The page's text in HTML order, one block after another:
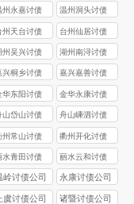
司
公司
州永嘉讨债
司
温州洞头讨债
公司
州天台讨债
司
台州仙居讨债
公司
州吴兴讨债
司
湖州南浔讨债
公司
兴桐乡讨债
司
嘉兴嘉善讨债
公司
华东阳讨债
司
金华永康讨债
公司
山岱山讨债
司
舟山嵊泗讨债
公司
州常山讨债
司
衢州开化讨债
公司
水青田讨债
司
丽水云和讨债
公司
岭讨债公司 永康讨债公司
虞讨债公司 诸暨讨债公司